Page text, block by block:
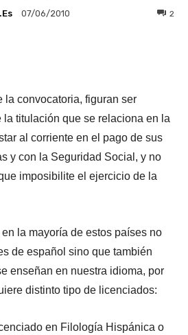
07/06/2010 2
la convocatoria, figuran ser
la titulación que se relaciona en la
al corriente en el pago de sus
y con la Seguridad Social, y no
imposibilite el ejercicio de la
la mayoría de estos países no
de español sino que también
enseñan en nuestra idioma, por
distinto tipo de licenciados:
en Filología Hispánica o